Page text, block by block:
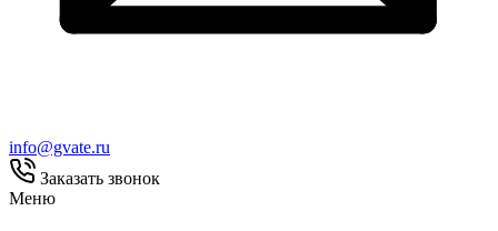
info@gvate.ru
Заказать звонок
Меню